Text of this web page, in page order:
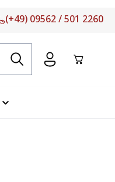
(+49) 09562 / 501 2260